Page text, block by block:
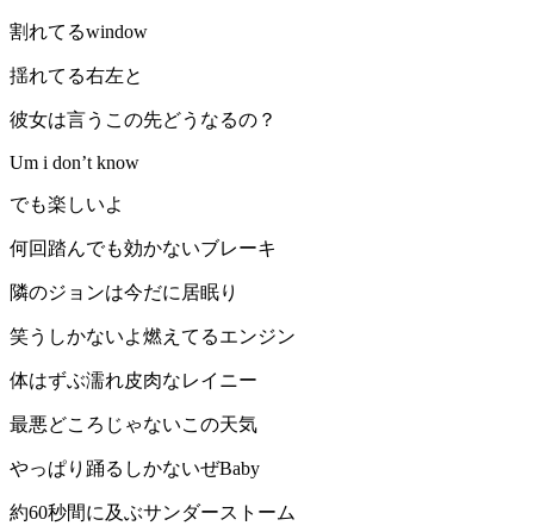
割れてるwindow
揺れてる右左と
彼女は言うこの先どうなるの？
Um i don’t know
でも楽しいよ
何回踏んでも効かないブレーキ
隣のジョンは今だに居眠り
笑うしかないよ燃えてるエンジン
体はずぶ濡れ皮肉なレイニー
最悪どころじゃないこの天気
やっぱり踊るしかないぜBaby
約60秒間に及ぶサンダーストーム